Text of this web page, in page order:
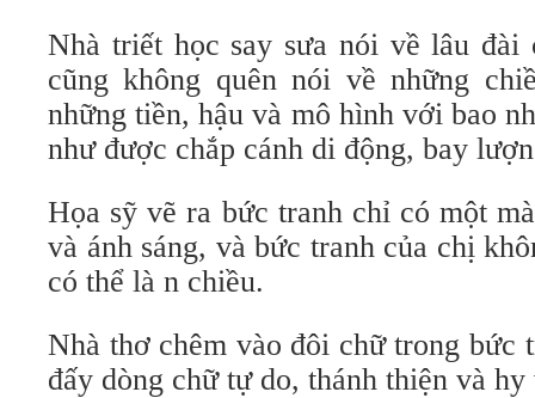
Nhà triết học say sưa nói về lâu
cũng không quên nói về những
những tiền, hậu và mô hình với bao
như được chắp cánh di động, bay
Họa sỹ vẽ ra bức tranh chỉ có một
và ánh sáng, và bức tranh của chị
có thể là n chiều.
Nhà thơ chêm vào đôi chữ trong bức
đấy dòng chữ tự do, thánh thiện và